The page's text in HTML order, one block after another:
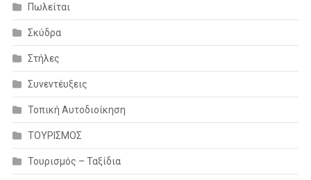
Πωλείται
Σκύδρα
Στήλες
Συνεντέυξεις
Τοπική Αυτοδιοίκηση
ΤΟΥΡΙΣΜΟΣ
Τουρισμός – Ταξίδια